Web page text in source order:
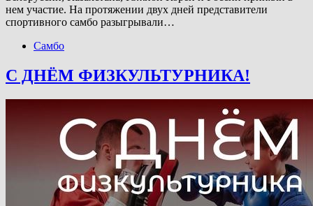
нем участие. На протяжении двух дней представители
спортивного самбо разыгрывали…
Самбо
С ДНЁМ ФИЗКУЛЬТУРНИКА!